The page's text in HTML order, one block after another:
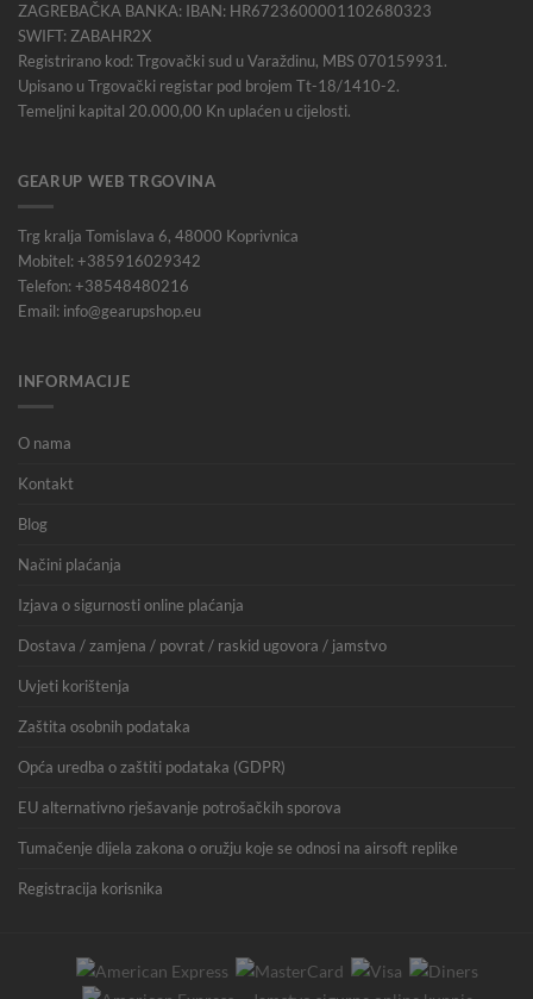
ZAGREBAČKA BANKA: IBAN: HR6723600001102680323
SWIFT: ZABAHR2X
Registrirano kod: Trgovački sud u Varaždinu, MBS 070159931.
Upisano u Trgovački registar pod brojem Tt-18/1410-2.
Temeljni kapital 20.000,00 Kn uplaćen u cijelosti.
GEARUP WEB TRGOVINA
Trg kralja Tomislava 6, 48000 Koprivnica
Mobitel: +385916029342
Telefon: +38548480216
Email: info@gearupshop.eu
INFORMACIJE
O nama
Kontakt
Blog
Načini plaćanja
Izjava o sigurnosti online plaćanja
Dostava / zamjena / povrat / raskid ugovora / jamstvo
Uvjeti korištenja
Zaštita osobnih podataka
Opća uredba o zaštiti podataka (GDPR)
EU alternativno rješavanje potrošačkih sporova
Tumačenje dijela zakona o oružju koje se odnosi na airsoft replike
Registracija korisnika